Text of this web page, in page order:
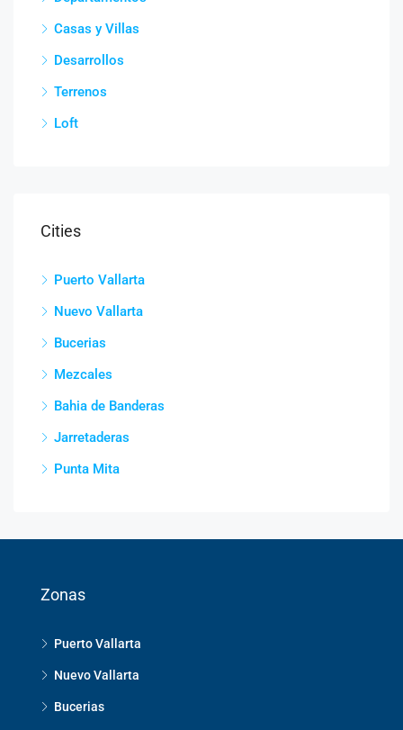
Casas y Villas
Desarrollos
Terrenos
Loft
Cities
Puerto Vallarta
Nuevo Vallarta
Bucerias
Mezcales
Bahia de Banderas
Jarretaderas
Punta Mita
Zonas
Puerto Vallarta
Nuevo Vallarta
Bucerias